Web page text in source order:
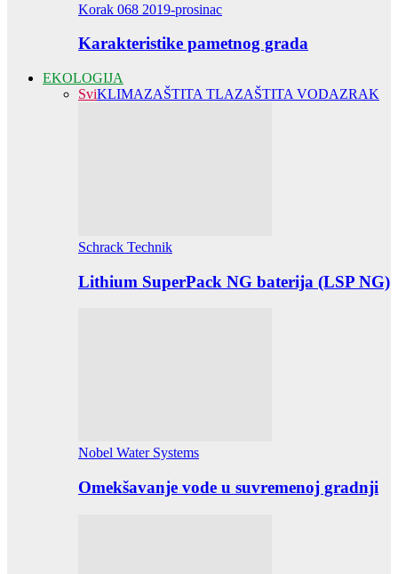
Korak 068 2019-prosinac
Karakteristike pametnog grada
EKOLOGIJA
SviKLIMAZAŠTITA TLAZAŠTITA VODAZRAK
Schrack Technik
Lithium SuperPack NG baterija (LSP NG)
Nobel Water Systems
Omekšavanje vode u suvremenoj gradnji